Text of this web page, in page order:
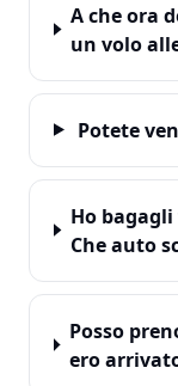
A che ora
un volo
Potete
Ho
Che auto
Posso
ero